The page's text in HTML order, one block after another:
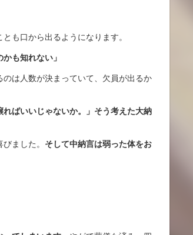
も口から出るようになります。
も知れない」
は人数が決まっていて、欠員が出るか
ればいいじゃないか。」そう考えた大納
ました。 そして中納言は弱った体をお